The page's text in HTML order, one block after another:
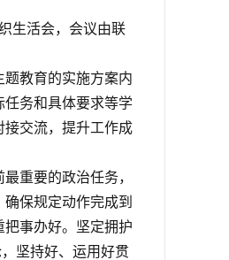
生活会，会议由联
教育的实施方案内
任务和具体要求等学
接交流，提升工作成
重要的政治任务，
保规定动作完成到
事办好。坚定拥护
坚持好、运用好贯